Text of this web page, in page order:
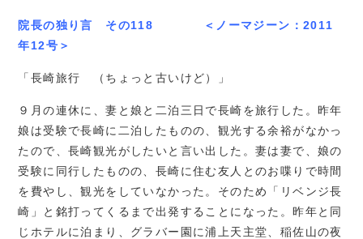
院長の独り言 その118 ＜ノーマジーン：2011
年12号＞
「長崎旅行 （ちょっと古いけど）」
９月の連休に、妻と娘と二泊三日で長崎を旅行した。昨年
娘は受験で長崎に二泊したものの、観光する余裕がなかっ
たので、長崎観光がしたいと言い出した。妻は妻で、娘の
受験に同行したものの、長崎に住む友人とのお喋りで時間
を費やし、観光をしていなかった。そのため「リベンジ長
崎」と銘打ってくるまで出発することになった。昨年と同
じホテルに泊まり、グラバー園に浦上天主堂、稲佐山の夜